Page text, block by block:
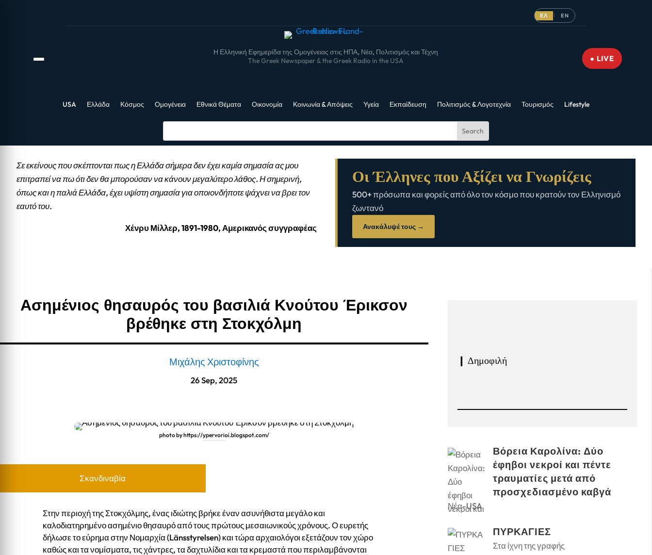
ΕΛ | EN
Η Ελληνική Εφημερίδα της Ομογένειας στις ΗΠΑ, Νέα, Πολιτισμός και Τέχνη
The Greek Newspaper & the Greek Radio in the USA
● LIVE
USA Ελλάδα Κόσμος Ομογένεια Εθνικά Θέματα Οικονομία Κοινωνία & Απόψεις Υγεία Εκπαίδευση Πολιτισμός & Λογοτεχνία Τουρισμός Lifestyle
Σε εκείνους που σκέπτονται πως η Ελλάδα σήμερα δεν έχει καμία σημασία ας μου
επιτραπεί να πω ότι δεν θα μπορούσαν να κάνουν μεγαλύτερο λάθος. Η σημερινή,
όπως και η παλιά Ελλάδα, έχει υψίστη σημασία για οποιονδήποτε ψάχνει να βρει τον
εαυτό του.
Χένρυ Μίλλερ, 1891-1980, Αμερικανός συγγραφέας
Οι Έλληνες που Αξίζει να Γνωρίζεις
500+ πρόσωπα και φορείς από όλο τον κόσμο που κρατούν τον Ελληνισμό
ζωντανό
Ανακάλυψέ τους →
Ασημένιος θησαυρός του βασιλιά Κνούτου Έρικσον
βρέθηκε στη Στοκχόλμη
Μιχάλης Χριστοφίνης
26 Sep, 2025
photo by https://ypervorioi.blogspot.com/
Σκανδιναβία
Στην περιοχή της Στοκχόλμης, ένας ιδιώτης βρήκε έναν ασυνήθιστα μεγάλο και
καλοδιατηρημένο ασημένιο θησαυρό από τους πρώτους μεσαιωνικούς χρόνους. Ο ευρετής
δήλωσε το εύρημα στην Νομαρχία (Länsstyrelsen) και τώρα αρχαιολόγοι εξετάζουν τον χώρο
καθώς και τα νομίσματα, τις χάντρες, τα δαχτυλίδια και τα κρεμαστά που περιλαμβάνονται
❙ Δημοφιλή
Βόρεια Καρολίνα: Δύο
έφηβοι νεκροί και πέντε
τραυματίες μετά από
προσχεδιασμένο καβγά
Νέα-USA
ΠΥΡΚΑΓΙΕΣ
Στα ίχνη της γραφής